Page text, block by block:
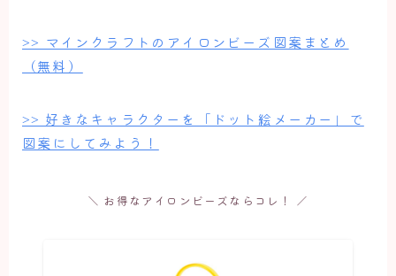
>> マインクラフトのアイロンビーズ図案まとめ
（無料）
>> 好きなキャラクターを「ドット絵メーカー」で
図案にしてみよう！
＼ お得なアイロンビーズならコレ！ ／